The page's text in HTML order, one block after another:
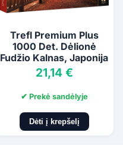
Trefl Premium Plus
1000 Det. Dėlionė
Fudžio Kalnas, Japonija
21,14 €
✔ Prekė sandėlyje
Dėti į krepšelį